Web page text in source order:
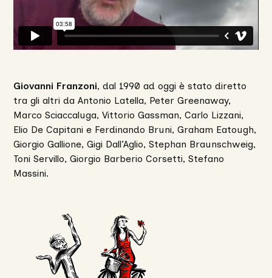
Giovanni Franzoni, dal 1990 ad oggi è stato diretto
tra gli altri da Antonio Latella, Peter Greenaway,
Marco Sciaccaluga, Vittorio Gassman, Carlo Lizzani,
Elio De Capitani e Ferdinando Bruni, Graham Eatough,
Giorgio Gallione, Gigi Dall’Aglio, Stephan Braunschweig,
Toni Servillo, Giorgio Barberio Corsetti, Stefano
Massini.